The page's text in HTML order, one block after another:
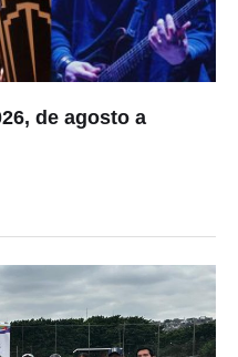
de agosto a